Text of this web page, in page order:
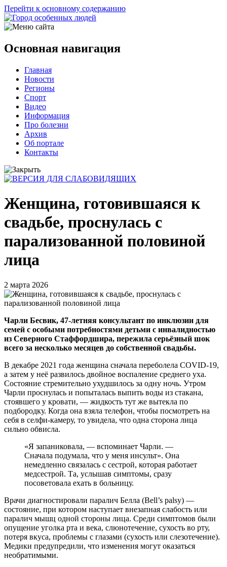
Перейти к основному содержанию
Основная навигация
Главная
Новости
Регионы
Спорт
Видео
Информация
Про болезни
Архив
Об портале
Контакты
Женщина, готовившаяся к
свадьбе, проснулась с
парализованной половиной
лица
2 марта 2026
Чарли Бесвик, 47-летняя консультант по инклюзии для
семей с особыми потребностями детьми с инвалидностью
из Северного Стаффордшира, пережила серьёзный шок
всего за несколько месяцев до собственной свадьбы.
В декабре 2021 года женщина сначала переболела COVID-19,
а затем у неё развилось двойное воспаление среднего уха.
Состояние стремительно ухудшилось за одну ночь. Утром
Чарли проснулась и попыталась выпить воды из стакана,
стоявшего у кровати, — жидкость тут же вытекла по
подбородку. Когда она взяла телефон, чтобы посмотреть на
себя в селфи-камеру, то увидела, что одна сторона лица
сильно обвисла.
«Я запаниковала, — вспоминает Чарли. —
Сначала подумала, что у меня инсульт». Она
немедленно связалась с сестрой, которая работает
медсестрой. Та, услышав симптомы, сразу
посоветовала ехать в больницу.
Врачи диагностировали паралич Белла (Bell’s palsy) —
состояние, при котором наступает внезапная слабость или
паралич мышц одной стороны лица. Среди симптомов были
опущение уголка рта и века, слюнотечение, сухость во рту,
потеря вкуса, проблемы с глазами (сухость или слезотечение).
Медики предупредили, что изменения могут оказаться
необратимыми.